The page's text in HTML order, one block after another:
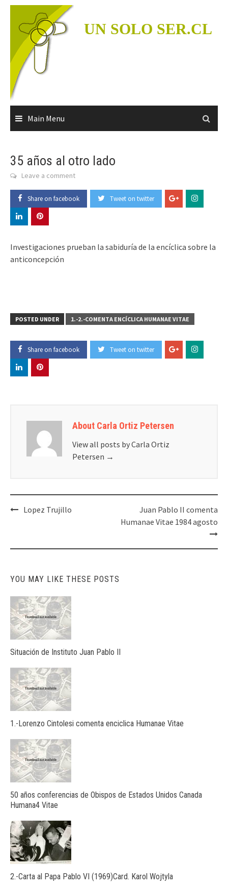
Skip
content
UN SOLO SER.CL
Main Menu
35 años al otro lado
Leave a comment
Share on facebook Tweet on twitter
Investigaciones prueban la sabiduría de la encíclica sobre la
anticoncepción
POSTED UNDER 1.-2.-COMENTA ENCÍCLICA HUMANAE VITAE
Share on facebook Tweet on twitter
About Carla Ortiz Petersen
View all posts by Carla Ortiz
Petersen →
PostLopez Trujillo
Juan Pablo II comenta
Humanae Vitae 1984 agosto
YOU MAY LIKE THESE POSTS
Situación de Instituto Juan Pablo II
1.-Lorenzo Cintolesi comenta enciclica Humanae Vitae
50 años conferencias de Obispos de Estados Unidos Canada
Humana4 Vitae
2.-Carta al Papa Pablo VI (1969)Card. Karol Wojtyla